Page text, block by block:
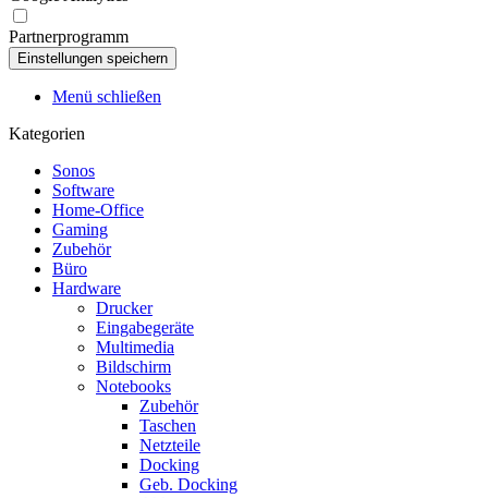
Partnerprogramm
Menü schließen
Kategorien
Sonos
Software
Home-Office
Gaming
Zubehör
Büro
Hardware
Drucker
Eingabegeräte
Multimedia
Bildschirm
Notebooks
Zubehör
Taschen
Netzteile
Docking
Geb. Docking